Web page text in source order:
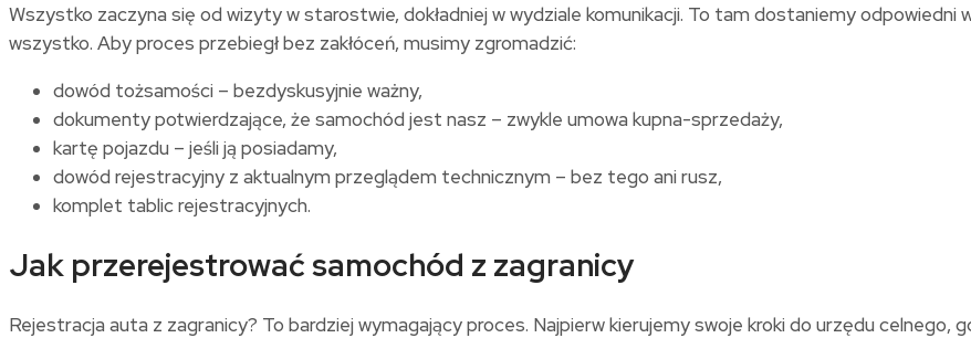
Wszystko zaczyna się od wizyty w starostwie, dokładniej w wydziale komunikacji. To tam dostaniemy odpowiedni
wszystko. Aby proces przebiegł bez zakłóceń, musimy zgromadzić:
dowód tożsamości – bezdyskusyjnie ważny,
dokumenty potwierdzające, że samochód jest nasz – zwykle umowa kupna-sprzedaży,
kartę pojazdu – jeśli ją posiadamy,
dowód rejestracyjny z aktualnym przeglądem technicznym – bez tego ani rusz,
komplet tablic rejestracyjnych.
Jak przerejestrować samochód z zagranicy
Rejestracja auta z zagranicy? To bardziej wymagający proces. Najpierw kierujemy swoje kroki do urzędu celnego,